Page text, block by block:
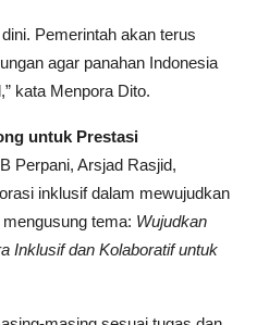
Pemerintah akan terus
agar panahan Indonesia
kata Menpora Dito.
untuk Prestasi
Perpani, Arsjad Rasjid,
inklusif dalam mewujudkan
tema: Wujudkan
Inklusif dan Kolaboratif untuk